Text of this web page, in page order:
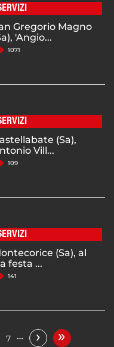
Gregorio Magno
'Angio...
1071
(Sa),
Vill...
109
(Sa), al
festa ...
141
7 … › »